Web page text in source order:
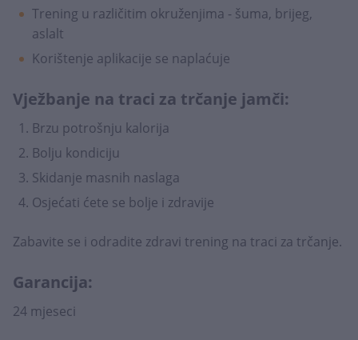
Trening u različitim okruženjima - šuma, brijeg,
aslalt
Korištenje aplikacije se naplaćuje
Vježbanje na traci za trčanje jamči:
Brzu potrošnju kalorija
Bolju kondiciju
Skidanje masnih naslaga
Osjećati ćete se bolje i zdravije
Zabavite se i odradite zdravi trening na traci za trčanje.
Garancija:
24 mjeseci